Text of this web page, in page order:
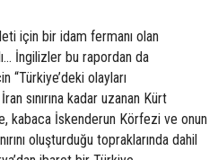
için bir idam fermanı olan
İngilizler bu rapordan da
“Türkiye’deki olayları
sınırına kadar uzanan Kürt
kabaca İskenderun Körfezi ve onun
oluşturduğu topraklarında dahil